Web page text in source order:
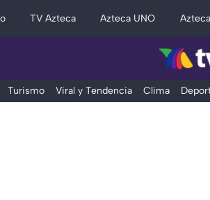
TV Azteca Azteca UNO
Turismo Viral y Tendencia Clima